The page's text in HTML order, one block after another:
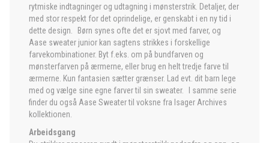
rytmiske indtagninger og udtagning i mønsterstrik. Detaljer, der
med stor respekt for det oprindelige, er genskabt i en ny tid i
dette design. Børn synes ofte det er sjovt med farver, og
Aase sweater junior kan sagtens strikkes i forskellige
farvekombinationer. Byt f.eks. om på bundfarven og
mønsterfarven på ærmerne, eller brug en helt tredje farve til
ærmerne. Kun fantasien sætter grænser. Lad evt. dit barn lege
med og vælge sine egne farver til sin sweater. I samme serie
finder du også Aase Sweater til voksne fra Isager Archives
kollektionen.
Arbeidsgang